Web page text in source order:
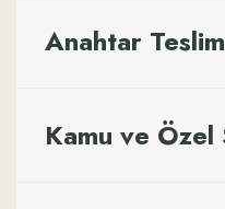
Anahtar
Kamu ve